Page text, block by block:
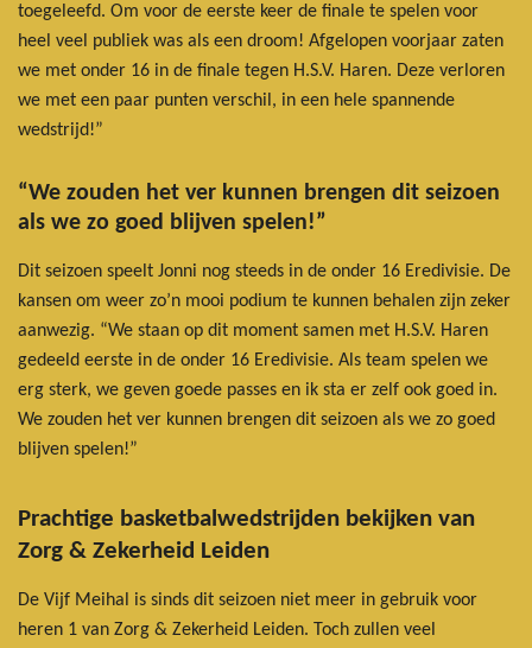
toegeleefd. Om voor de eerste keer de finale te spelen voor
heel veel publiek was als een droom! Afgelopen voorjaar zaten
we met onder 16 in de finale tegen H.S.V. Haren. Deze verloren
we met een paar punten verschil, in een hele spannende
wedstrijd!”
“We zouden het ver kunnen brengen dit seizoen
als we zo goed blijven spelen!”
Dit seizoen speelt Jonni nog steeds in de onder 16 Eredivisie. De
kansen om weer zo’n mooi podium te kunnen behalen zijn zeker
aanwezig. “We staan op dit moment samen met H.S.V. Haren
gedeeld eerste in de onder 16 Eredivisie. Als team spelen we
erg sterk, we geven goede passes en ik sta er zelf ook goed in.
We zouden het ver kunnen brengen dit seizoen als we zo goed
blijven spelen!”
Prachtige basketbalwedstrijden bekijken van
Zorg & Zekerheid Leiden
De Vijf Meihal is sinds dit seizoen niet meer in gebruik voor
heren 1 van Zorg & Zekerheid Leiden. Toch zullen veel